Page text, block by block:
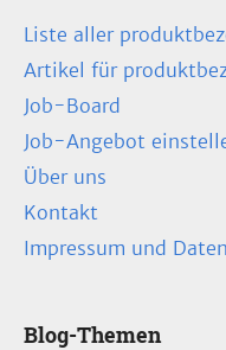
Liste aller
Artikel für
Job-Board
Job-Angebot
Über uns
Kontakt
Impressum und
Blog-Themen